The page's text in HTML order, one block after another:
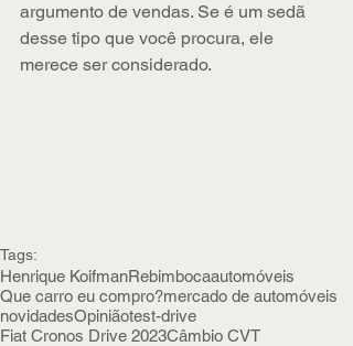
argumento de vendas. Se é um sedã
desse tipo que você procura, ele
merece ser considerado.
Tags:
Henrique KoifmanRebimbocaautomóveis
Que carro eu compro?mercado de automóveis
novidadesOpiniãotest-drive
Fiat Cronos Drive 2023Câmbio CVT